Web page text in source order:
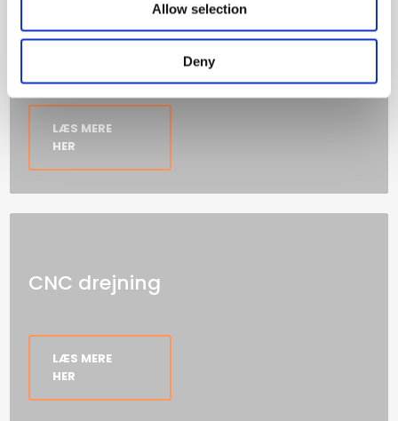
Allow selection
Deny
LÆS MERE
HER
CNC drejning
LÆS MERE
HER